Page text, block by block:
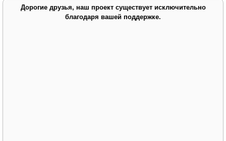
Дорогие друзья, наш проект существует исключительно
благодаря вашей поддержке.